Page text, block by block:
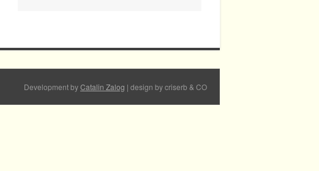
Development byCatalin Zalog | design by criserb & CO